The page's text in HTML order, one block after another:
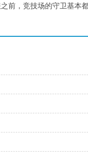
前，竞技场的守卫基本